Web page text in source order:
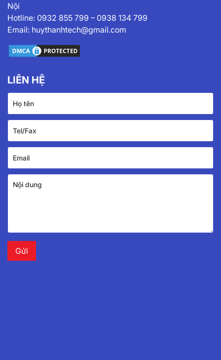
Nội
Hotline: 0932 855 799 – 0938 134 799
Email: huythanhtech@gmail.com
LIÊN HỆ